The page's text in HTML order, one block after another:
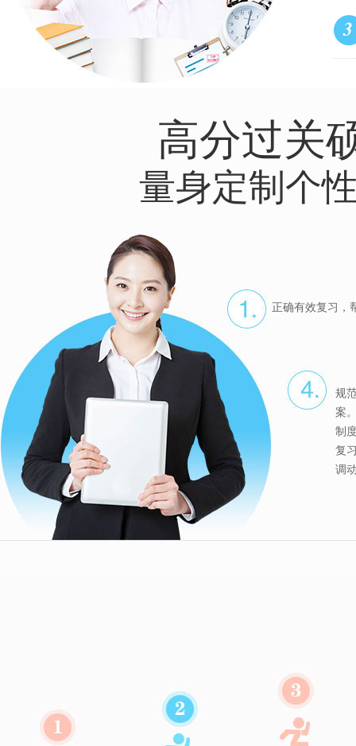
高分过关
量身定制个
正确有效复习，
规
案
制
复
调